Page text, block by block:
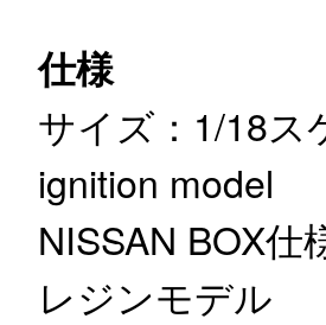
仕様
サイズ：1/18ス
ignition model
NISSAN BOX仕
レジンモデル